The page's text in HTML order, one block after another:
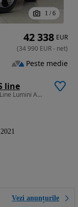
1 / 6
line
408 CP • 55 Sportback Matrix LED Night Vision S-Line Lumini Amb Black Paket
2021
Vezi anunțurile
42 338 EUR
(34 990 EUR- net)
Peste medie